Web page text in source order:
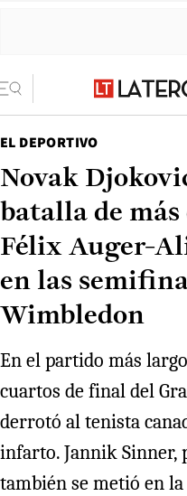
EL DEPORTIVO
Novak
batalla de
Félix Auger-
en las
Wimbledon
En el partido más
cuartos de final del
derrotó al tenista
infarto. Jannik Sinner,
también se metió en